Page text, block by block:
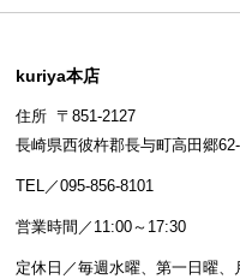
kuriya本店
住所 〒851-2127
長崎県西彼杵郡長与町高田郷
TEL／095-856-8101
営業時間／11:00～17:30
定休日／毎週水曜、第一日曜、